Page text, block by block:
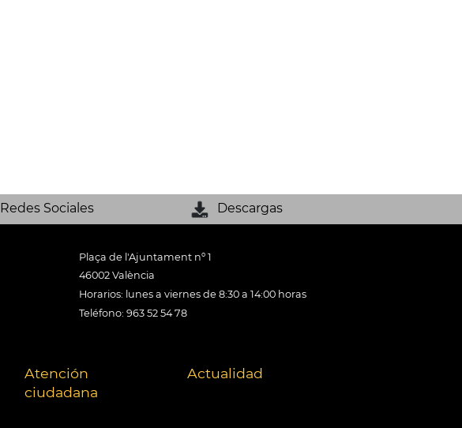
Redes Sociales Descargas
Plaça de l'Ajuntament nº 1
46002 València
Horarios: lunes a viernes de 8:30 a 14:00 horas
Teléfono: 963 52 54 78
Atención
ciudadana
Actualidad